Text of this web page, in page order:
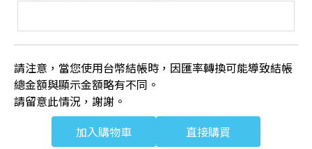
請注意，當您使用台幣結帳時，因匯率轉換可能導致結帳
總金額與顯示金額略有不同。
請留意此情況，謝謝。
加入購物車
直接購買